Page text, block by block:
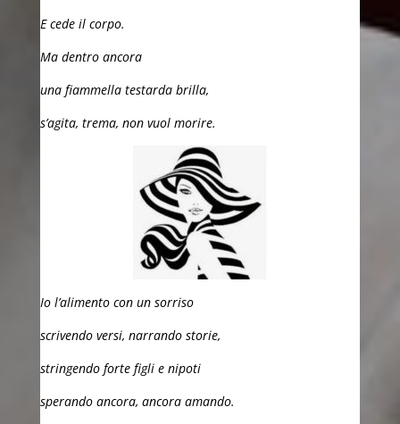
E cede il corpo.
Ma dentro ancora
una fiammella testarda brilla,
s’agita, trema, non vuol morire.
Io l’alimento con un sorriso
scrivendo versi, narrando storie,
stringendo forte figli e nipoti
sperando ancora, ancora amando.